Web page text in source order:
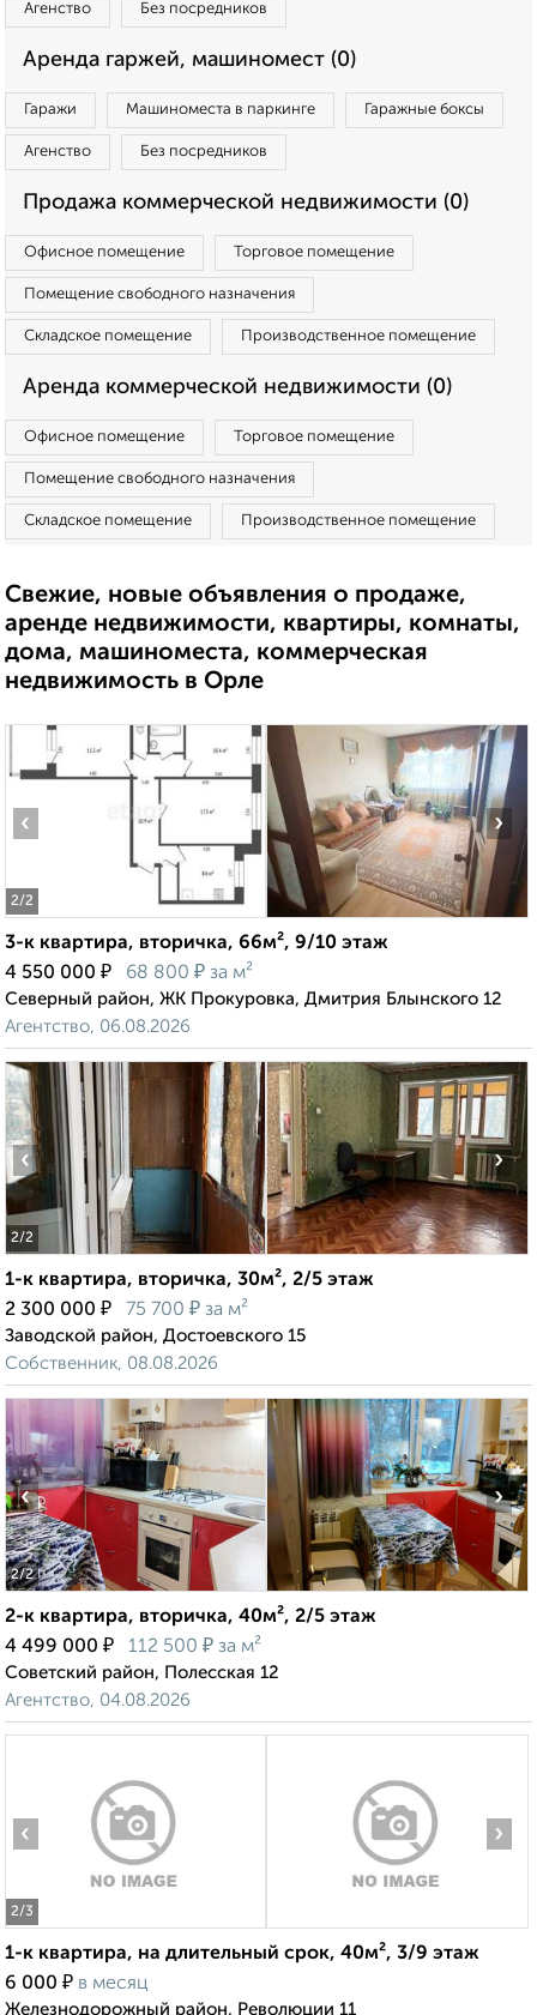
Агенство Без посредников
Аренда гаржей, машиномест (0)
Гаражи Машиноместа в паркинге Гаражные боксы
Агенство Без посредников
Продажа коммерческой недвижимости (0)
Офисное помещение Торговое помещение
Помещение свободного назначения
Складское помещение Производственное помещение
Аренда коммерческой недвижимости (0)
Офисное помещение Торговое помещение
Помещение свободного назначения
Складское помещение Производственное помещение
Свежие, новые объявления о продаже,
аренде недвижимости, квартиры, комнаты,
дома, машиноместа, коммерческая
недвижимость в Орле
2/2
‹ ›
3-к квартира, вторичка, 66м², 9/10 этаж
4 550 000 ₽ 68 800 ₽ за м²
Северный район, ЖК Прокуровка, Дмитрия Блынского 12
Агентство, 06.08.2026
2/2
‹ ›
1-к квартира, вторичка, 30м², 2/5 этаж
2 300 000 ₽ 75 700 ₽ за м²
Заводской район, Достоевского 15
Собственник, 08.08.2026
2/2
‹ ›
2-к квартира, вторичка, 40м², 2/5 этаж
4 499 000 ₽ 112 500 ₽ за м²
Советский район, Полесская 12
Агентство, 04.08.2026
2/3
‹ ›
1-к квартира, на длительный срок, 40м², 3/9 этаж
6 000 ₽ в месяц
Железнодорожный район, Революции 11